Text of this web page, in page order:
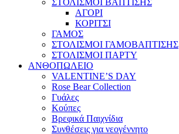
ΣΤΟΛΙΣΜΟΙ ΒΑΠΤΙΣΗΣ
ΑΓΟΡΙ
ΚΟΡΙΤΣΙ
ΓΑΜΟΣ
ΣΤΟΛΙΣΜΟΙ ΓΑΜΟΒΑΠΤΙΣΗΣ
ΣΤΟΛΙΣΜΟΙ ΠΑΡΤΥ
ΑΝΘΟΠΩΛΕΙΟ
VALENTINE’S DAY
Rose Bear Collection
Γυάλες
Κούπες
Βρεφικά Παιχνίδια
Συνθέσεις για νεογέννητο